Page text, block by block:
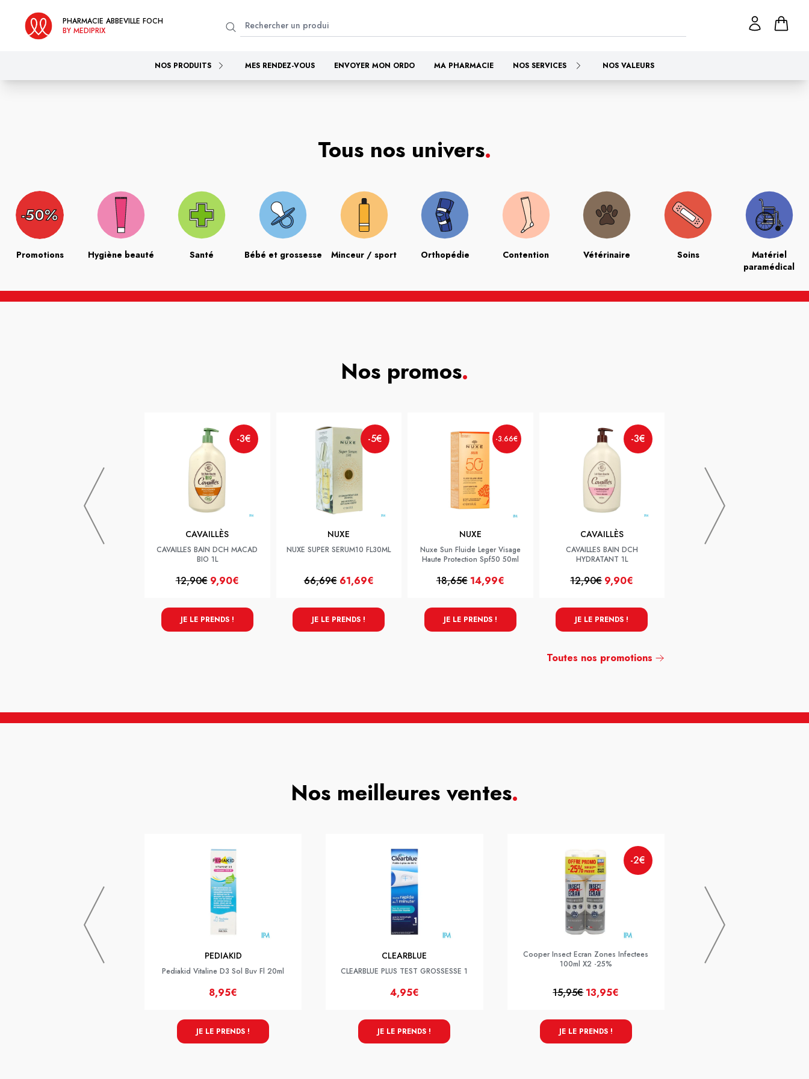
PHARMACIE ABBEVILLE FOCH
BY MEDIPRIX
NOS PRODUITS MES RENDEZ-VOUS ENVOYER MON ORDO MA PHARMACIE NOS SERVICES NOS VALEURS
Tous nos univers.
Promotions Hygiène beauté Santé Bébé et grossesse Minceur / sport Orthopédie Contention Vétérinaire Soins
Matériel
paramédical
Nos promos.
-3€
CAVAILLÈS
CAVAILLES BAIN DCH MACAD
BIO 1L
12,90€ 9,90€
JE LE PRENDS !
-5€
NUXE
NUXE SUPER SERUM10 FL30ML
66,69€ 61,69€
JE LE PRENDS !
-3.66€
NUXE
Nuxe Sun Fluide Leger Visage
Haute Protection Spf50 50ml
18,65€ 14,99€
JE LE PRENDS !
-3€
CAVAILLÈS
CAVAILLES BAIN DCH
HYDRATANT 1L
12,90€ 9,90€
JE LE PRENDS !
Toutes nos promotions
Nos meilleures ventes.
PEDIAKID
Pediakid Vitaline D3 Sol Buv Fl 20ml
8,95€
JE LE PRENDS !
CLEARBLUE
CLEARBLUE PLUS TEST GROSSESSE 1
4,95€
JE LE PRENDS !
-2€
Cooper Insect Ecran Zones Infectees
100ml X2 -25%
15,95€ 13,95€
JE LE PRENDS !